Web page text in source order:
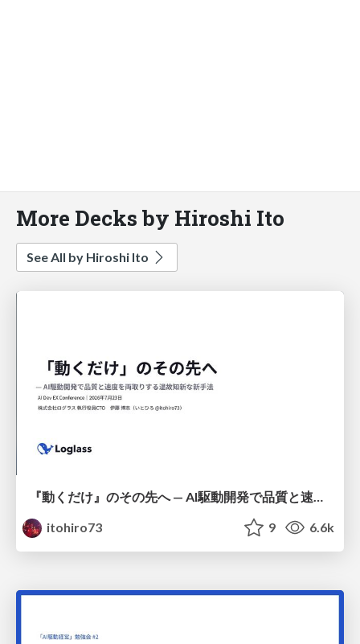
More Decks by Hiroshi Ito
See All by Hiroshi Ito
『動くだけ』のその先へ — AI駆動開発で品質と速度を両取りする温故知新な新手法 / Beyond Just Vibe Coding - Combining Classic Principles with AI-Driven Development
itohiro73
9 6.6k